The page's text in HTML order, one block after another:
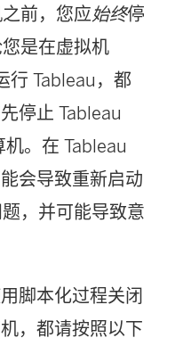
前，您应始终停
是在虚拟机
行 Tableau，都
停止 Tableau
。在 Tableau
会导致重新启动
，并可能导致意
脚本化过程关闭
，都请按照以下